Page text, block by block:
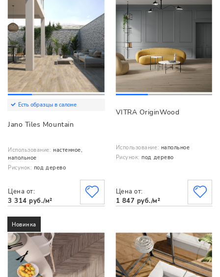
Есть образцы в салоне
Jano Tiles Mountain
Использование: настенное,
напольное
Рисунок: под дерево
Цена от:
3 314 руб./м²
VITRA OriginWood
Использование: напольное
Рисунок: под дерево
Цена от:
1 847 руб./м²
Новинка